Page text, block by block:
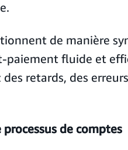
de manière
paiement fluide et
retards, des
de comptes